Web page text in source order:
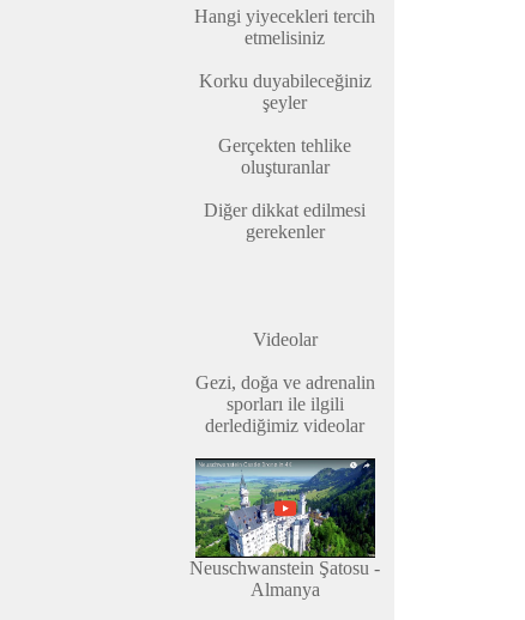
Hangi yiyecekleri tercih
etmelisiniz
Korku duyabileceğiniz
şeyler
Gerçekten tehlike
oluşturanlar
Diğer dikkat edilmesi
gerekenler
Videolar
Gezi, doğa ve adrenalin
sporları ile ilgili
derlediğimiz videolar
Neuschwanstein Şatosu -
Almanya